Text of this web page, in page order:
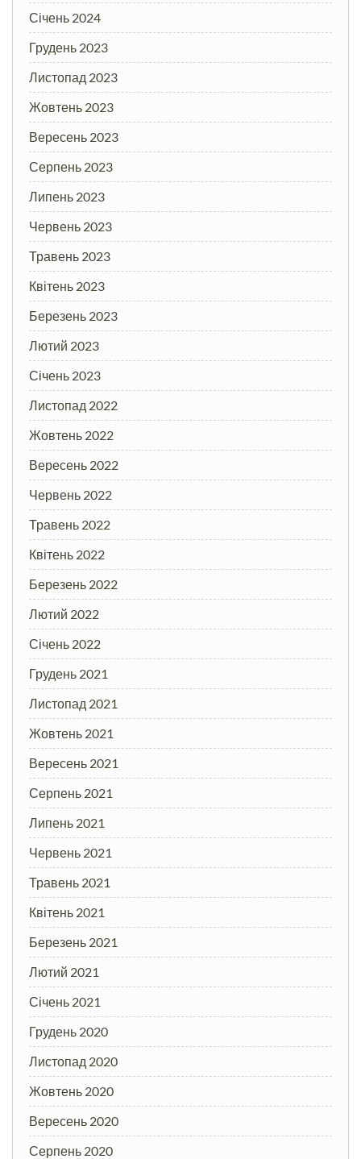
Січень 2024
Грудень 2023
Листопад 2023
Жовтень 2023
Вересень 2023
Серпень 2023
Липень 2023
Червень 2023
Травень 2023
Квітень 2023
Березень 2023
Лютий 2023
Січень 2023
Листопад 2022
Жовтень 2022
Вересень 2022
Червень 2022
Травень 2022
Квітень 2022
Березень 2022
Лютий 2022
Січень 2022
Грудень 2021
Листопад 2021
Жовтень 2021
Вересень 2021
Серпень 2021
Липень 2021
Червень 2021
Травень 2021
Квітень 2021
Березень 2021
Лютий 2021
Січень 2021
Грудень 2020
Листопад 2020
Жовтень 2020
Вересень 2020
Серпень 2020